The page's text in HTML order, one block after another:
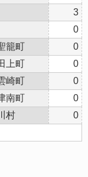
3
0
籠町
0
上町
0
崎町
0
南町
0
村
0